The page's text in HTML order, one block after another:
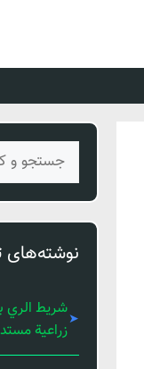
برای:
نوشته‌های
شريط الري
زراعية